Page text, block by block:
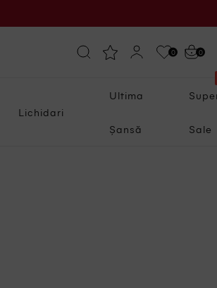
0 0
Lichidari
Ultima
Șansă Sale